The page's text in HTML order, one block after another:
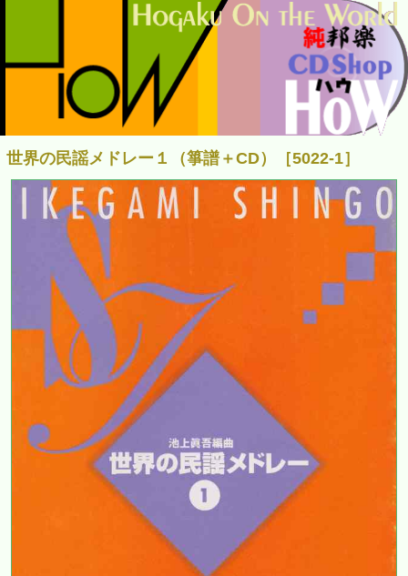
世界の民謡メドレー１（箏譜＋CD）［5022-1］